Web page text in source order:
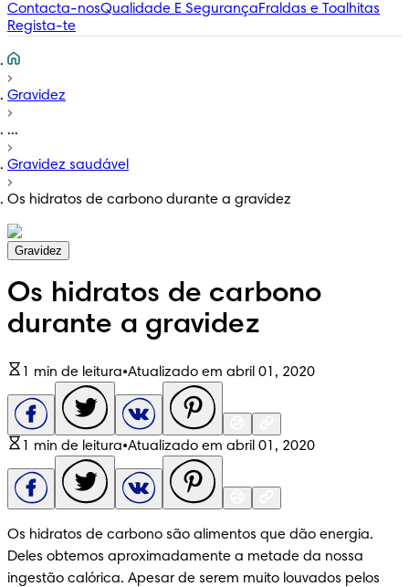
Contacta-nosQualidade E SegurançaFraldas e Toalhitas
Regista-te
Gravidez
...
Gravidez saudável
Os hidratos de carbono durante a gravidez
Gravidez
Os hidratos de carbono
durante a gravidez
1 min de leitura•Atualizado em abril 01, 2020
1 min de leitura•Atualizado em abril 01, 2020
Os hidratos de carbono são alimentos que dão energia.
Deles obtemos aproximadamente a metade da nossa
ingestão calórica. Apesar de serem muito louvados pelos